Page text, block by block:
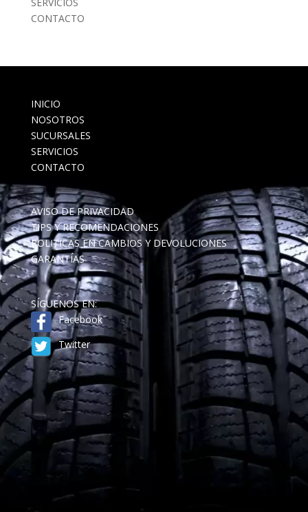
CONTACTO
INICIO
NOSOTROS
SUCURSALES
SERVICIOS
CONTACTO
AVISO DE PRIVACIDAD
TIPS Y RECOMENDACIONES
POLITICAS EN CAMBIOS Y DEVOLUCIONES
GARANTÍAS
SÍGUENOS EN:
Facebook
Twitter